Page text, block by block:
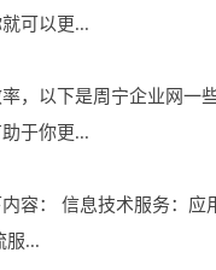
可以更...
，以下是周宁企业网一
于你更...
容： 信息技术服务：
服...